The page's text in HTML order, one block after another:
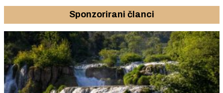
Sponzorirani članci